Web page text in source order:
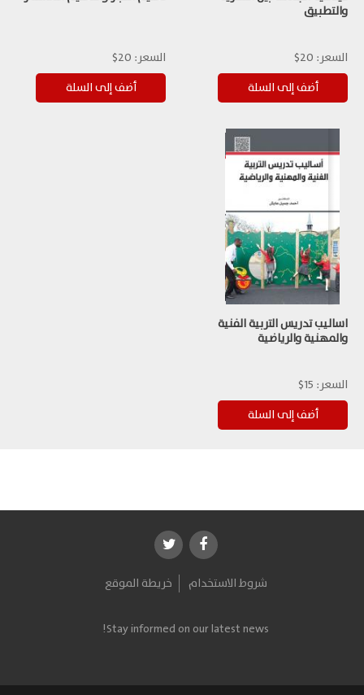
والتطبيق
السعر: 20$ السعر: 20$
اساليب تدريس التربية الفنية
والمهنية والرياضية
السعر: 15$
شروط الاستخدام خريطة الموقع
Stay informed on our latest news!